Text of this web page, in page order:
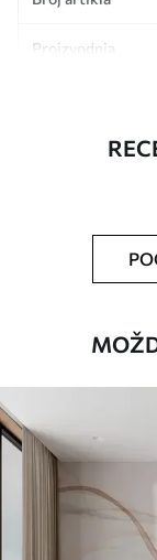
Proizvodnja
Način primjene
Standard
.0027.00